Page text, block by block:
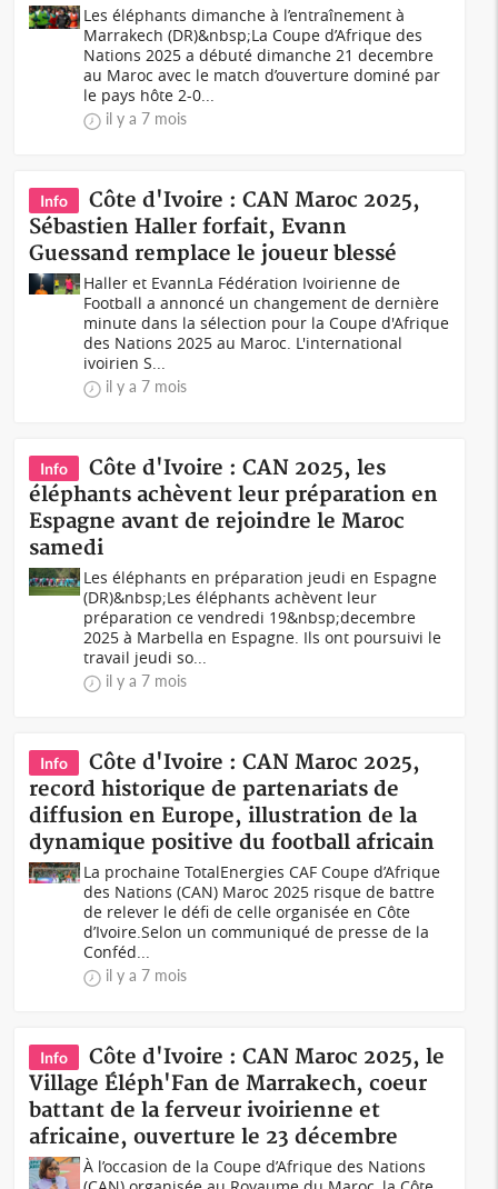
Les éléphants dimanche à l’entraînement à
Marrakech (DR)&nbsp;La Coupe d’Afrique des
Nations 2025 a débuté dimanche 21 decembre
au Maroc avec le match d’ouverture dominé par
le pays hôte 2-0...
il y a 7 mois
Info
Côte d'Ivoire : CAN Maroc 2025,
Sébastien Haller forfait, Evann
Guessand remplace le joueur blessé
Haller et EvannLa Fédération Ivoirienne de
Football a annoncé un changement de dernière
minute dans la sélection pour la Coupe d'Afrique
des Nations 2025 au Maroc. L'international
ivoirien S...
il y a 7 mois
Info
Côte d'Ivoire : CAN 2025, les
éléphants achèvent leur préparation en
Espagne avant de rejoindre le Maroc
samedi
Les éléphants en préparation jeudi en Espagne
(DR)&nbsp;Les éléphants achèvent leur
préparation ce vendredi 19&nbsp;decembre
2025 à Marbella en Espagne. Ils ont poursuivi le
travail jeudi so...
il y a 7 mois
Info
Côte d'Ivoire : CAN Maroc 2025,
record historique de partenariats de
diffusion en Europe, illustration de la
dynamique positive du football africain
La prochaine TotalEnergies CAF Coupe d’Afrique
des Nations (CAN) Maroc 2025 risque de battre
de relever le défi de celle organisée en Côte
d’Ivoire.Selon un communiqué de presse de la
Conféd...
il y a 7 mois
Info
Côte d'Ivoire : CAN Maroc 2025, le
Village Éléph'Fan de Marrakech, coeur
battant de la ferveur ivoirienne et
africaine, ouverture le 23 décembre
À l’occasion de la Coupe d’Afrique des Nations